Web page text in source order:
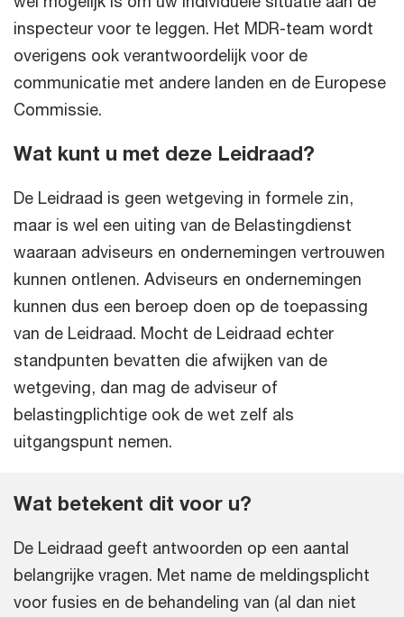
inspecteur voor te leggen. Het MDR-team wordt
overigens ook verantwoordelijk voor de
communicatie met andere landen en de Europese
Commissie.
Wat kunt u met deze Leidraad?
De Leidraad is geen wetgeving in formele zin,
maar is wel een uiting van de Belastingdienst
waaraan adviseurs en ondernemingen vertrouwen
kunnen ontlenen. Adviseurs en ondernemingen
kunnen dus een beroep doen op de toepassing
van de Leidraad. Mocht de Leidraad echter
standpunten bevatten die afwijken van de
wetgeving, dan mag de adviseur of
belastingplichtige ook de wet zelf als
uitgangspunt nemen.
Wat betekent dit voor u?
De Leidraad geeft antwoorden op een aantal
belangrijke vragen. Met name de meldingsplicht
voor fusies en de behandeling van (al dan niet